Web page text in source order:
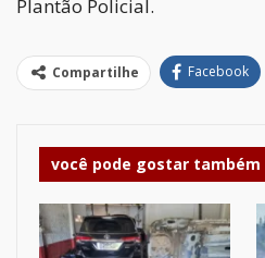
Plantão Policial.
Compartilhe Facebook
você pode gostar também